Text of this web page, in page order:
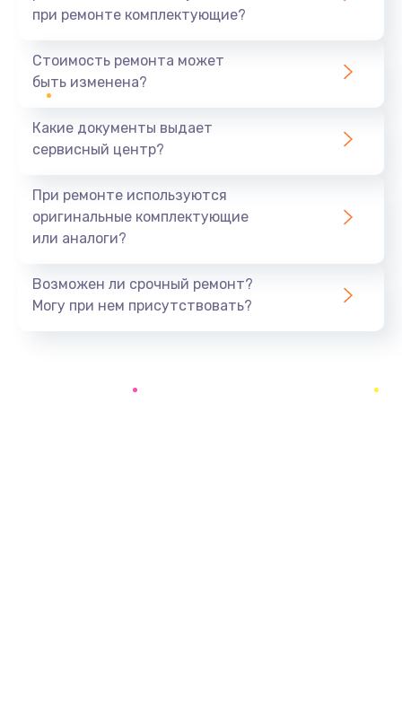
1950 руб.
Замена дренажа
Ремонт ТЭНа
Заказать
при ремонте комплектующие?
Стоимость ремонта может
быть изменена?
Какие документы выдает
сервисный центр?
При ремонте используются
оригинальные комплектующие
или аналоги?
Возможен ли срочный ремонт?
Могу при нем присутствовать?